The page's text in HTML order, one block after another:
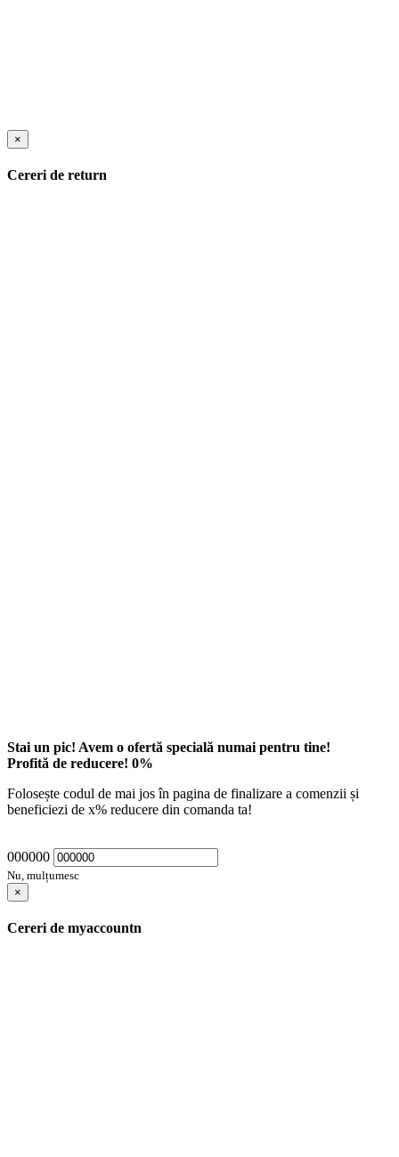
×
Cereri de return
Stai un pic! Avem o ofertă specială numai pentru tine!
Profită de reducere! 0%
Folosește codul de mai jos în pagina de finalizare a comenzii și
beneficiezi de x% reducere din comanda ta!
000000
Nu, mulțumesc
×
Cereri de myaccountn